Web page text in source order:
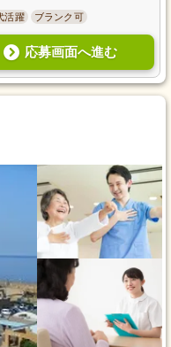
活躍 ブランク可
応募画面へ進む